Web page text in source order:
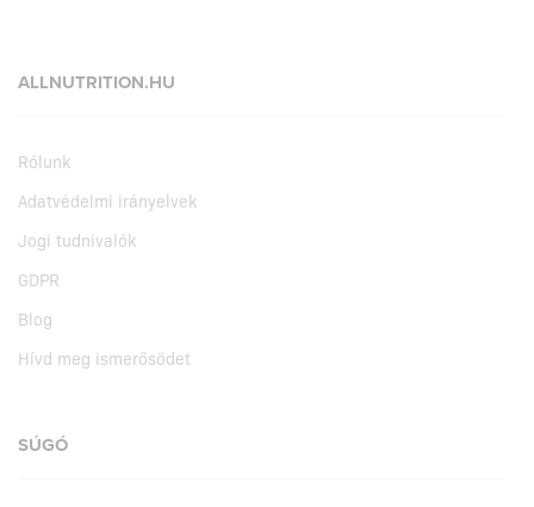
ALLNUTRITION.HU
Rólunk
Adatvédelmi irányelvek
Jogi tudnivalók
GDPR
Blog
Hívd meg ismerősödet
SÚGÓ